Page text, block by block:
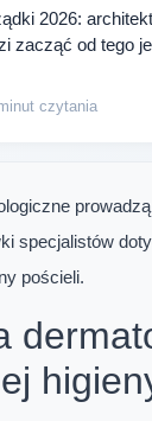
2026:
zacząć od tego
czytania
specjalistów
pościeli.